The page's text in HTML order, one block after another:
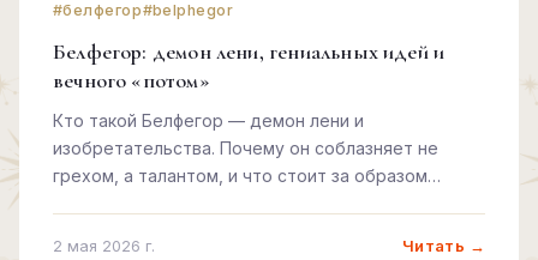
#белфегор#belphegor
Белфегор: демон лени, гениальных идей и
вечного «потом»
Кто такой Белфегор — демон лени и
изобретательства. Почему он соблазняет не
грехом, а талантом, и что стоит за образом
2 мая 2026 г. Читать →